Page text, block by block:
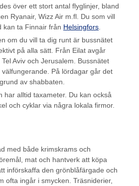
över ett stort antal flyglinjer, bland
Ryanair, Wizz Air m.fl. Du som vill
kan ta Finnair från Helsingfors
om du vill ta dig runt är bussnätet
på alla sätt. Från Eilat avgår
Aviv och Jerusalem. Bussnätet
På lördagar går det
av shabbaten.
har alltid taxameter. Du kan också
och cyklar via några lokala firmor.
med både krimskrams och
mat och hantverk att köpa
införskaffa den grönblåfärgade och
ofta ingår i smycken. Träsniderier,